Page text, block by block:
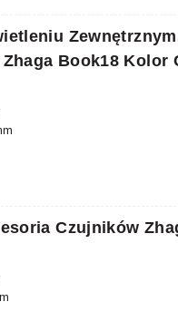
Book18 Kolor
Czujników